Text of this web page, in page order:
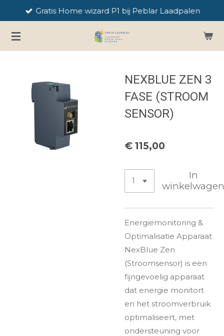
naar
de
Gratis Home wizard P1 bij Peblar Laadpalen
NEXBLUE ZEN 3
FASE (STROOM
SENSOR)
€ 115,00
In
Energiemonitoring &
Optimalisatie Apparaat
NexBlue Zen
(Stroomsensor) is een
fijngevoelig apparaat
dat energie monitort
en het stroomverbruik
optimaliseert, met
ondersteuning voor